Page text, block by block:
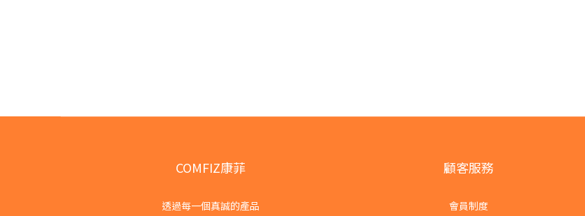
COMFIZ康菲
透過每一個真誠的產品
顧客服務
會員制度